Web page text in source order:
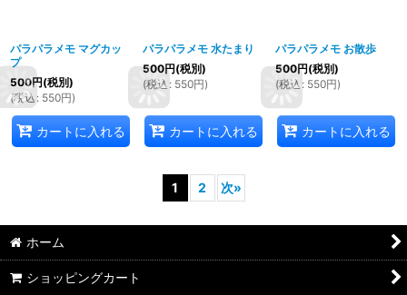
パラパラメモ マグカッ
プ
500円(税別)
(税込 : 550円)
カートに入れる
パラパラメモ 水たまり
500円(税別)
(税込 : 550円)
カートに入れる
パラパラメモ お散歩
500円(税別)
(税込 : 550円)
カートに入れる
1 2 次»
ホーム
ショッピングカート